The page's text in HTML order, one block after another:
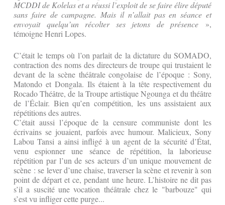
MCDDI de Kolelas et a réussi l’exploit de se faire élire député
sans faire de campagne. Mais il n’allait pas en séance et
envoyait quelqu’un récolter ses jetons de présence »,
témoigne Henri Lopes.
C’était le temps où l’on parlait de la dictature du SOMADO,
contraction des noms des directeurs de troupe qui trustaient le
devant de la scène théâtrale congolaise de l’époque : Sony,
Matondo et Dongala. Ils étaient à la tête respectivement du
Rocado Théâtre, de la Troupe artistique Ngounga et du théâtre
de l’Éclair. Bien qu’en compétition, les uns assistaient aux
répétitions des autres.
C’était aussi l’époque de la censure communiste dont les
écrivains se jouaient, parfois avec humour. Malicieux, Sony
Labou Tansi a ainsi infligé à un agent de la sécurité d’État,
venu espionner une séance de répétition, la laborieuse
répétition par l’un de ses acteurs d’un unique mouvement de
scène : se lever d’une chaise, traverser la scène et revenir à son
point de départ et ce, pendant une heure. L’histoire ne dit pas
s’il a suscité une vocation théâtrale chez le "barbouze" qui
s’est vu infliger cette purge...